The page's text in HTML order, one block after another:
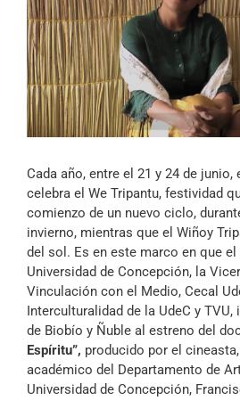
Reportajes
Columnas
Música
Especiales
Archivo
grande
Cada año, entre el 21 y 24 de junio,
celebra el We Tripantu, festividad
comienzo de un nuevo ciclo,
invierno, mientras que el Wiñoy
del sol. Es en este marco en que
Universidad de Concepción, la
Vinculación con el Medio, Cecal
Interculturalidad de la UdeC y TVU,
de Biobío y Ñuble al estreno del
Espíritu”, producido por el
académico del Departamento de
Universidad de Concepción,